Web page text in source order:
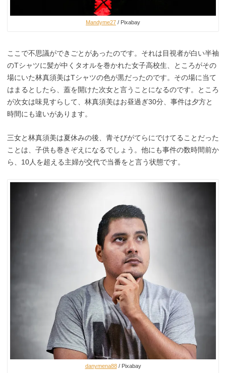
Mandyme27 / Pixabay
ここで不思議ができごとがあったのです。それは目視者が白い半袖
のTシャツに髪が中くタオルを巻かれた女子高校生、ところがその
場にいた林真須美はTシャツの色が黒だったのです。その場に当て
はまるとしたら、蓋を開けた次女と言うことになるのです。ところ
が次女は味見すらして、林真須美はお昼過ぎ30分、事件は夕方と
時間にも違いがあります。
三女と林真須美は夏休みの後、青そびがてらにでけてることだった
ことは、子供も巻きぞえになるでしょう。他にも事件の数時間前か
ら、10人を超える主婦が交代で当番をと言う状態です。
danymena88/ Pixabay